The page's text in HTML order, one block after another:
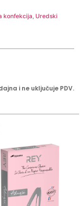
konfekcija Uredski
i ne uključuje PDV.